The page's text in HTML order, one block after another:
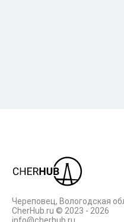
Череповец, Вологодская
CherHub.ru © 2023 - 2026